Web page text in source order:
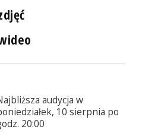
audycja w
10 sierpnia po
20:00